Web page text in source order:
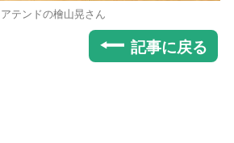
アテンドの檜山晃さん
記事に戻る